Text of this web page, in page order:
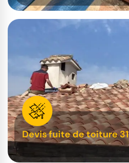
Devis fuite de toiture 31